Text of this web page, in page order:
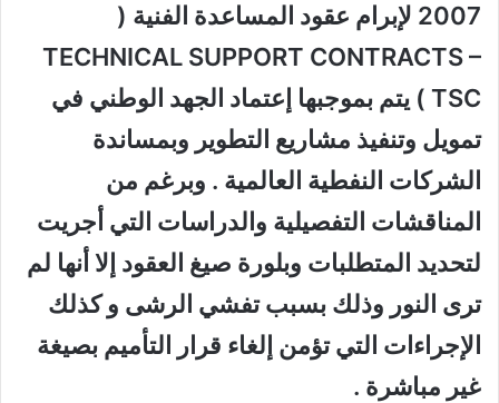
2007 لإبرام عقود المساعدة الفنية
(
TECHNICAL SUPPORT CONTRACTS –
TSC )
يتم بموجبها إعتماد الجهد الوطني في
تمويل وتنفيذ مشاريع التطوير وبمساندة
الشركات النفطية العالمية . وبرغم من
المناقشات التفصيلية والدراسات التي أجريت
لتحديد المتطلبات وبلورة صيغ العقود إلا أنها لم
ترى النور وذلك بسبب تفشي الرشى و كذلك
الإجراءات التي تؤمن إلغاء قرار التأميم بصيغة
غير مباشرة .